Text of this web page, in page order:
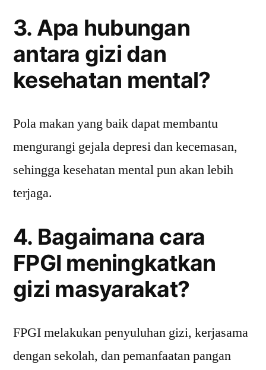
3. Apa hubungan
antara gizi dan
kesehatan mental?
Pola makan yang baik dapat membantu
mengurangi gejala depresi dan kecemasan,
sehingga kesehatan mental pun akan lebih
terjaga.
4. Bagaimana cara
FPGI meningkatkan
gizi masyarakat?
FPGI melakukan penyuluhan gizi, kerjasama
dengan sekolah, dan pemanfaatan pangan